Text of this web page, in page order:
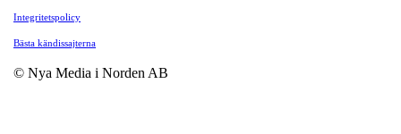
Integritetspolicy
Bästa kändissajterna
© Nya Media i Norden AB